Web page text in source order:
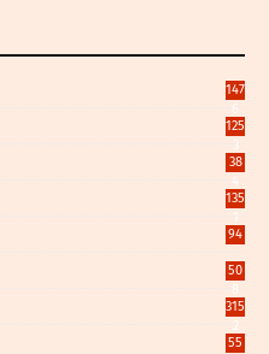
147
6
125
3
38
4
135
1
94
50
8
315
2
55